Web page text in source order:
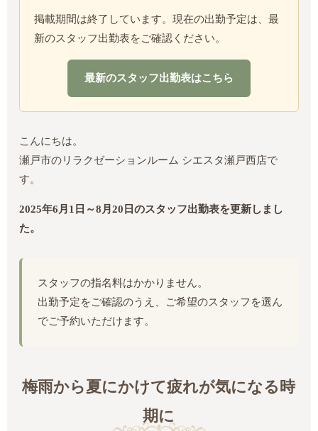
掲載期間は終了しています。現在の出勤予定は、最
新のスタッフ出勤表をご確認ください。
最新のスタッフ出勤表はこちら
こんにちは。
瀬戸市のリラクゼーションルーム シエスタ瀬戸西店で
す。
2025年6月1日～8月20日のスタッフ出勤表を更新しまし
た。
スタッフの指名料はかかりません。
出勤予定をご確認のうえ、ご希望のスタッフを選ん
でご予約いただけます。
梅雨から夏にかけて疲れが気になる時
期に